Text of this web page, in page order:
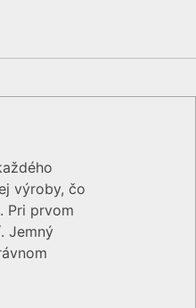
výroby, čo
Pri prvom
Jemný